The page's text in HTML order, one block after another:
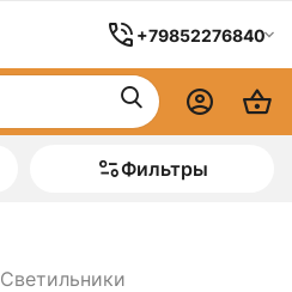
+79852276840
Фильтры
Светильники